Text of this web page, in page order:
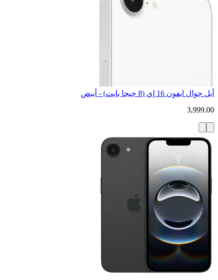
أبل جوال ايفون 16 إي (8 جيجا بايت) - أبيض
3,999.00